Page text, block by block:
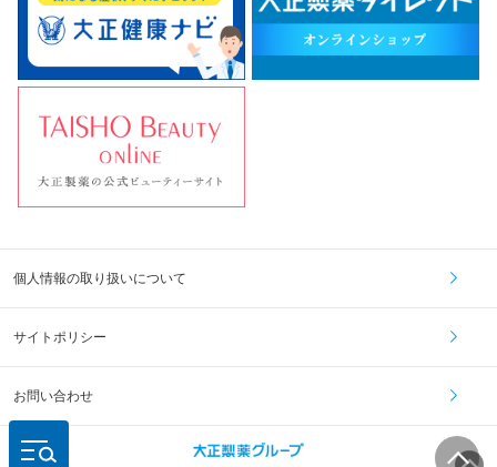
個人情報の取り扱いについて
サイトポリシー
お問い合わせ